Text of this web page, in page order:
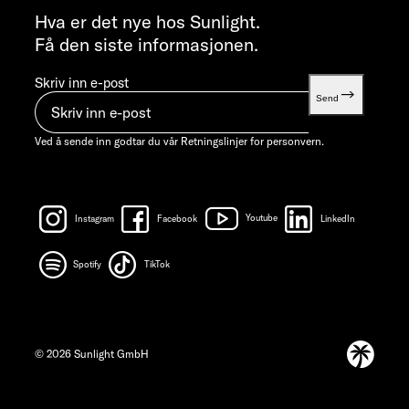
info@sunlight.de
Hva er det nye hos Sunlight.
Få den siste informasjonen.
Skriv inn e-post
Send
Ved å sende inn godtar du vår Retningslinjer for personvern.
Instagram Facebook Youtube LinkedIn
Spotify TikTok
© 2026 Sunlight GmbH